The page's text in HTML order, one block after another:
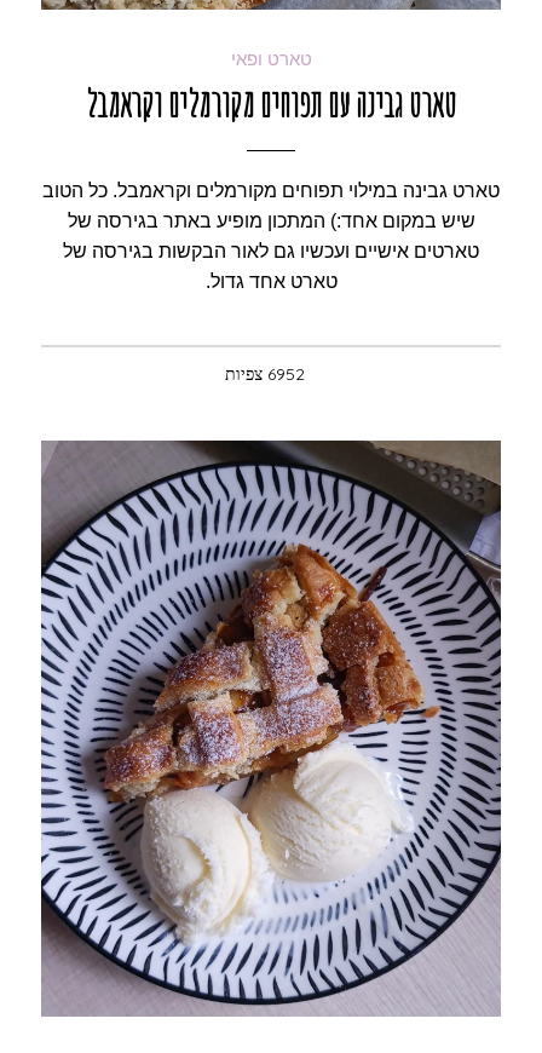
טארט ופאי
טארט גבינה עם תפוחים מקורמלים וקראמבל
טארט גבינה במילוי תפוחים מקורמלים וקראמבל. כל הטוב
שיש במקום אחד:) המתכון מופיע באתר בגירסה של
טארטים אישיים ועכשיו גם לאור הבקשות בגירסה של
טארט אחד גדול.
6952 צפיות